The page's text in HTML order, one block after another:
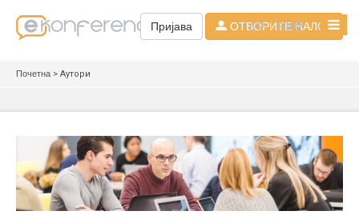
Пријава ОТВОРИТЕ НАЛОГ
СР - ЋИР
Почетна > Аутори